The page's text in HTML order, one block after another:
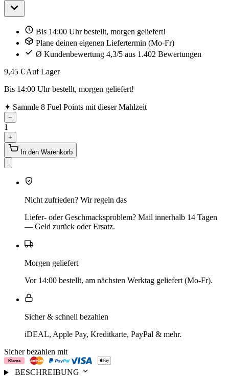
Bis 14:00 Uhr bestellt, morgen geliefert!
Plane deinen eigenen Liefertermin (Mo-Fr)
Ø Kundenbewertung 4,3/5 aus 1.402 Bewertungen
9,45 € Auf Lager
Bis 14:00 Uhr bestellt, morgen geliefert!
✦ Sammle 8 Fuel Points mit dieser Mahlzeit
−
1
+
In den Warenkorb
Nicht zufrieden? Wir regeln das
Liefer- oder Geschmacksproblem? Mail innerhalb 14 Tagen
— Geld zurück oder Ersatz.
Morgen geliefert
Vor 14:00 bestellt, am nächsten Werktag geliefert (Mo-Fr).
Sicher & schnell bezahlen
iDEAL, Apple Pay, Kreditkarte, PayPal & mehr.
Sicher bezahlen mit
BESCHREIBUNG